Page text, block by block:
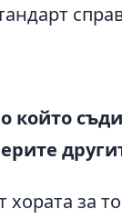
който
за